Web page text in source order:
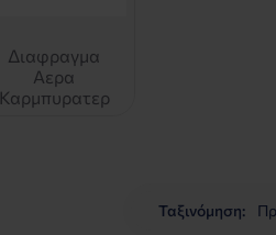
Διαφραγμα
Αερα
Καρμπυρατερ
Ταξινόμηση: